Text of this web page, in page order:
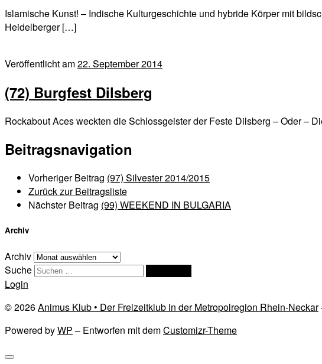
Islamische Kunst! – Indische Kulturgeschichte und hybride Körper mit
Heidelberger […]
Veröffentlicht am22. September 2014
(72) Burgfest Dilsberg
Rockabout Aces weckten die Schlossgeister der Feste Dilsberg – Oder –
Beitragsnavigation
Vorheriger Beitrag (97) Silvester 2014/2015
Zurück zur Beitragsliste
Nächster Beitrag (99) WEEKEND IN BULGARIA
Archiv
Archiv
Suche
Login
© 2026Animus Klub • Der Freizeitklub in der Metropolregion Rhein-Neckar
Powered byWP – Entworfen mit demCustomizr-Theme